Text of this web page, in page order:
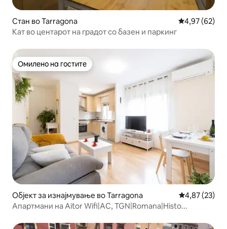
Стан во Tarragona Просечна
4,97 (62)
Кат во центарот на градот со базен и паркинг
Омилено на гостите
Омилено на гостите
Објект за изнајмување во Tarragona Просечна
4,87 (23)
Апартмани на Aitor Wifi|AC, TGN|Romana|Histo...